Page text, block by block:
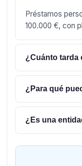
Préstamos
100.000 €, con
¿Cuánto tarda
¿Para qué
¿Es una